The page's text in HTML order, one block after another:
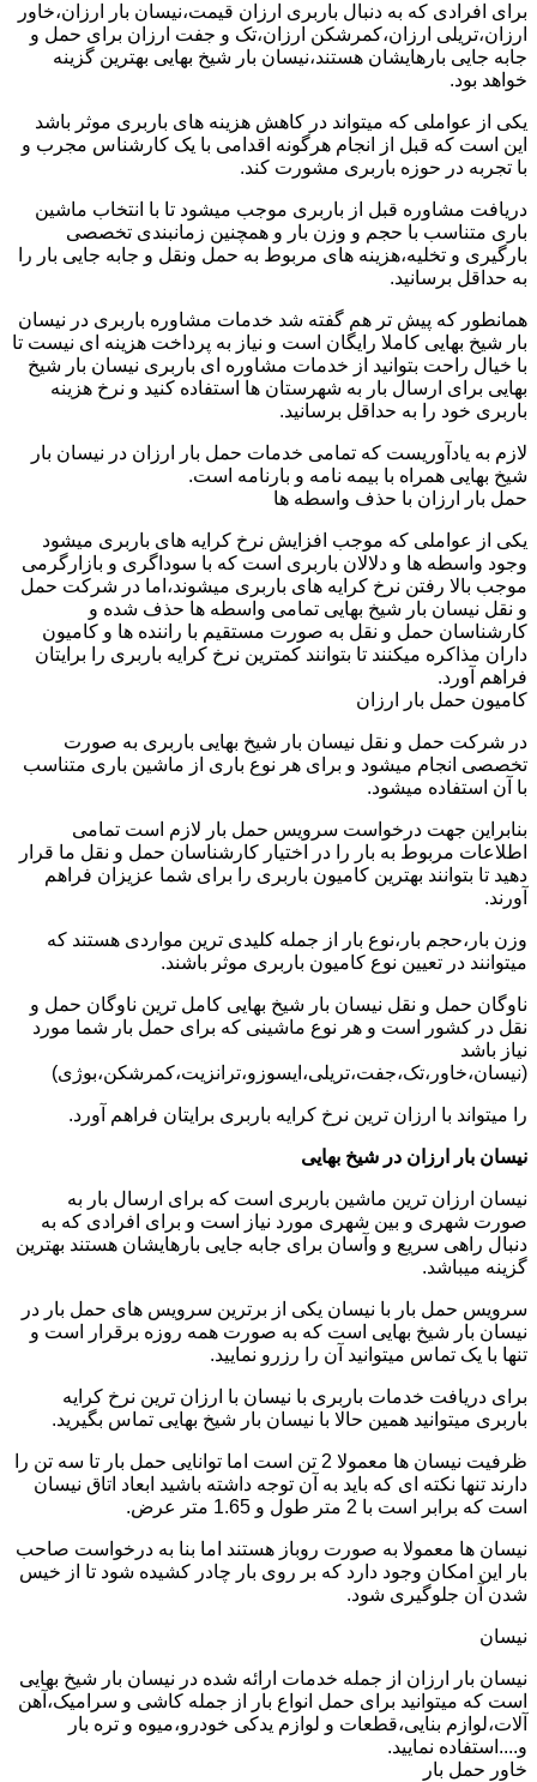
برای افرادی که به دنبال باربری ارزان قیمت،نیسان بار ارزان،خاور
ارزان،تریلی ارزان،کمرشکن ارزان،تک و جفت ارزان برای حمل و
جابه جایی بارهایشان هستند،نیسان بار شیخ بهایی بهترین گزینه
خواهد بود.
یکی از عواملی که میتواند در کاهش هزینه های باربری موثر باشد
این است که قبل از انجام هرگونه اقدامی با یک کارشناس مجرب و
با تجربه در حوزه باربری مشورت کند.
دریافت مشاوره قبل از باربری موجب میشود تا با انتخاب ماشین
باری متناسب با حجم و وزن بار و همچنین زمانبندی تخصصی
بارگیری و تخلیه،هزینه های مربوط به حمل ونقل و جابه جایی بار را
به حداقل برسانید.
همانطور که پیش تر هم گفته شد خدمات مشاوره باربری در نیسان
بار شیخ بهایی کاملا رایگان است و نیاز به پرداخت هزینه ای نیست تا
با خیال راحت بتوانید از خدمات مشاوره ای باربری نیسان بار شیخ
بهایی برای ارسال بار به شهرستان ها استفاده کنید و نرخ هزینه
باربری خود را به حداقل برسانید.
لازم به یادآوریست که تمامی خدمات حمل بار ارزان در نیسان بار
شیخ بهایی همراه با بیمه نامه و بارنامه است.
حمل بار ارزان با حذف واسطه ها
یکی از عواملی که موجب افزایش نرخ کرایه های باربری میشود
وجود واسطه ها و دلالان باربری است که با سوداگری و بازارگرمی
موجب بالا رفتن نرخ کرایه های باربری میشوند،اما در شرکت حمل
و نقل نیسان بار شیخ بهایی تمامی واسطه ها حذف شده و
کارشناسان حمل و نقل به صورت مستقیم با راننده ها و کامیون
داران مذاکره میکنند تا بتوانند کمترین نرخ کرایه باربری را برایتان
فراهم آورد.
کامیون حمل بار ارزان
در شرکت حمل و نقل نیسان بار شیخ بهایی باربری به صورت
تخصصی انجام میشود و برای هر نوع باری از ماشین باری متناسب
با آن استفاده میشود.
بنابراین جهت درخواست سرویس حمل بار لازم است تمامی
اطلاعات مربوط به بار را در اختیار کارشناسان حمل و نقل ما قرار
دهید تا بتوانند بهترین کامیون باربری را برای شما عزیزان فراهم
آورند.
وزن بار،حجم بار،نوع بار از جمله کلیدی ترین مواردی هستند که
میتوانند در تعیین نوع کامیون باربری موثر باشند.
ناوگان حمل و نقل نیسان بار شیخ بهایی کامل ترین ناوگان حمل و
نقل در کشور است و هر نوع ماشینی که برای حمل بار شما مورد
نیاز باشد
(نیسان،خاور،تک،جفت،تریلی،ایسوزو،ترانزیت،کمرشکن،بوژی)
را میتواند با ارزان ترین نرخ کرایه باربری برایتان فراهم آورد.
نیسان بار ارزان در شیخ بهایی
نیسان ارزان ترین ماشین باربری است که برای ارسال بار به
صورت شهری و بین شهری مورد نیاز است و برای افرادی که به
دنبال راهی سریع و وآسان برای جابه جایی بارهایشان هستند بهترین
گزینه میباشد.
سرویس حمل بار با نیسان یکی از برترین سرویس های حمل بار در
نیسان بار شیخ بهایی است که به صورت همه روزه برقرار است و
تنها با یک تماس میتوانید آن را رزرو نمایید.
برای دریافت خدمات باربری با نیسان با ارزان ترین نرخ کرایه
باربری میتوانید همین حالا با نیسان بار شیخ بهایی تماس بگیرید.
ظرفیت نیسان ها معمولا 2 تن است اما توانایی حمل بار تا سه تن را
دارند تنها نکته ای که باید به آن توجه داشته باشید ابعاد اتاق نیسان
است که برابر است با 2 متر طول و 1.65 متر عرض.
نیسان ها معمولا به صورت روباز هستند اما بنا به درخواست صاحب
بار این امکان وجود دارد که بر روی بار چادر کشیده شود تا از خیس
شدن آن جلوگیری شود.
نیسان
نیسان بار ارزان از جمله خدمات ارائه شده در نیسان بار شیخ بهایی
است که میتوانید برای حمل انواع بار از جمله کاشی و سرامیک،آهن
آلات،لوازم بنایی،قطعات و لوازم یدکی خودرو،میوه و تره بار
و....استفاده نمایید.
خاور حمل بار